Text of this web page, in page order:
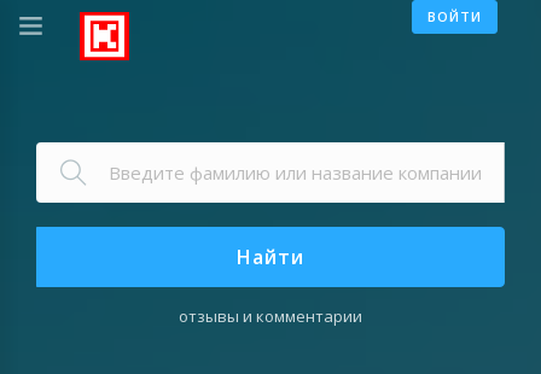
ВОЙТИ
Найти
отзывы и комментарии